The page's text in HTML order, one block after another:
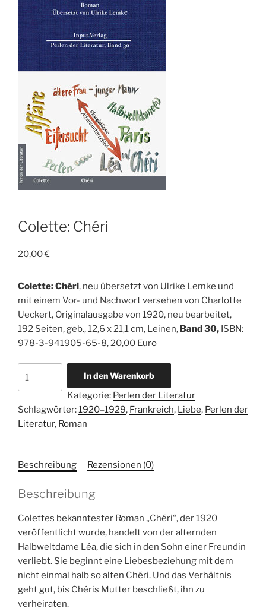
Colette: Chéri
20,00€
Colette: Chéri, neu übersetzt von Ulrike Lemke und
mit einem Vor- und Nachwort versehen von Charlotte
Ueckert, Originalausgabe von 1920, neu bearbeitet,
192 Seiten, geb., 12,6 x 21,1 cm, Leinen, Band 30, ISBN:
978-3-941905-65-8, 20,00 Euro
Chéri
In den Warenkorb
Kategorie: Perlen der Literatur
Schlagwörter:1920–1929, Frankreich, Liebe, Perlen der
Literatur, Roman
Beschreibung Rezensionen (0)
Beschreibung
Colettes bekanntester Roman „Chéri“, der 1920
veröffentlicht wurde, handelt von der alternden
Halbweltdame Léa, die sich in den Sohn einer Freundin
verliebt. Sie beginnt eine Liebesbeziehung mit dem
nicht einmal halb so alten Chéri. Und das Verhältnis
geht gut, bis Chéris Mutter beschließt, ihn zu
verheiraten.